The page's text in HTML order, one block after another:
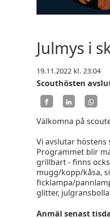
Julmys i
19.11.2022 kl. 23:04
Scouthösten
Välkomna på
Vi avslutar
Programmet blir
grillbart - finns
mugg/kopp/kåsa,
ficklampa/
glitter,
Anmäl senast